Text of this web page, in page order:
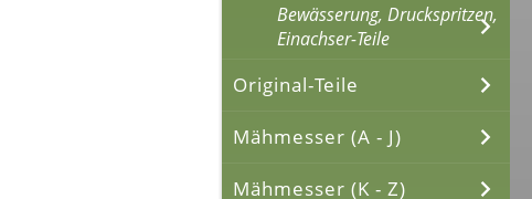
Bewässerung, Druckspritzen,
Einachser-Teile
Original-Teile
Mähmesser (A - J)
Mähmesser (K - Z)